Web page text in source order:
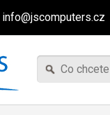
info@jscomputers.cz